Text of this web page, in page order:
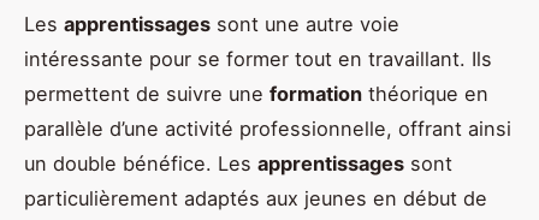
Les apprentissages sont une autre voie
intéressante pour se former tout en travaillant. Ils
permettent de suivre une formation théorique en
parallèle d’une activité professionnelle, offrant ainsi
un double bénéfice. Les apprentissages sont
particulièrement adaptés aux jeunes en début de